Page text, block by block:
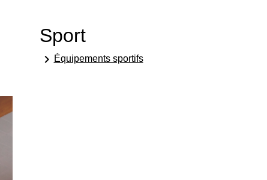
Sport
keyboard_arrow_rightÉquipements sportifs